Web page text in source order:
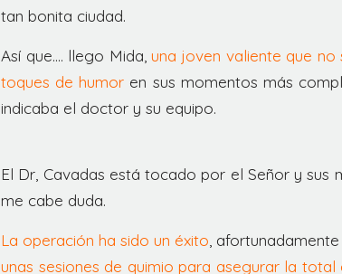
tan bonita ciudad.
Así que…. llego Mida,una joven valiente que
toques de humor en sus momentos más
indicaba el doctor y su equipo.
El Dr, Cavadas está tocado por el Señor y sus
me cabe duda.
La operación ha sido un éxito ,
unas sesiones de quimio para asegurar la total